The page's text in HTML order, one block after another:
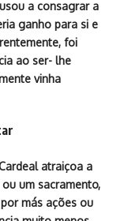
a consagrar a
ganho para si e
foi
ao ser- lhe
vinha
atraiçoa a
um sacramento,
más ações ou